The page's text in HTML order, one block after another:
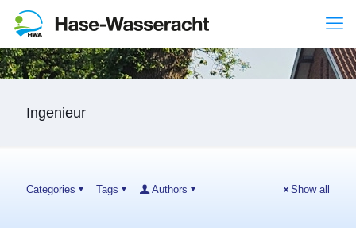
Ingenieur
Categories Tags Authors Show all